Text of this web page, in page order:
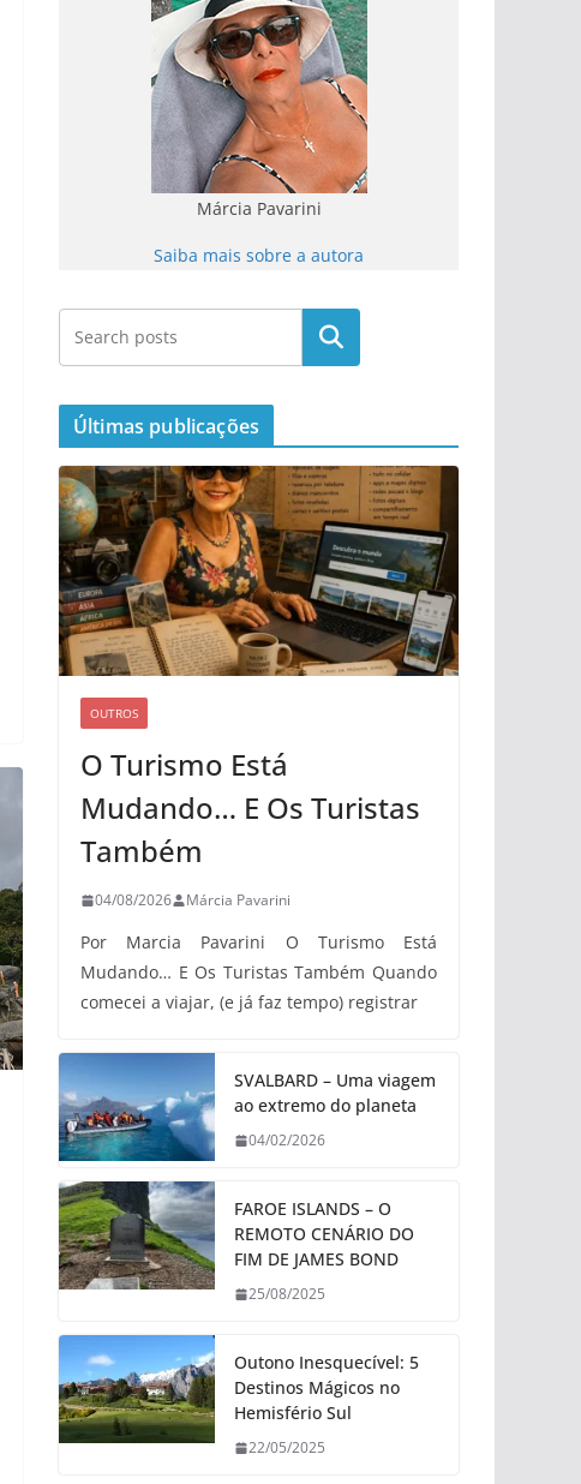
Márcia Pavarini
Saiba mais sobre a autora
Últimas publicações
OUTROS
O Turismo Está
Mudando… E Os Turistas
Também
04/08/2026 Márcia Pavarini
Por Marcia Pavarini O Turismo Está
Mudando… E Os Turistas Também Quando
comecei a viajar, (e já faz tempo) registrar
SVALBARD – Uma viagem
ao extremo do planeta
04/02/2026
FAROE ISLANDS – O
REMOTO CENÁRIO DO
FIM DE JAMES BOND
25/08/2025
Outono Inesquecível: 5
Destinos Mágicos no
Hemisfério Sul
22/05/2025